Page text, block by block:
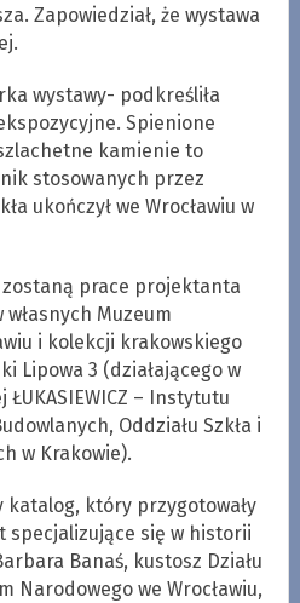
Zapowiedział, że wystawa
wystawy- podkreśliła
Spienione
kamienie to
stosowanych przez
ukończył we Wrocławiu w
prace projektanta
Muzeum
i kolekcji krakowskiego
Lipowa 3 (działającego w
– Instytutu
Oddziału Szkła i
w Krakowie).
katalog, który przygotowały
specjalizujące się w historii
Banaś, kustosz Działu
Narodowego we Wrocławiu,